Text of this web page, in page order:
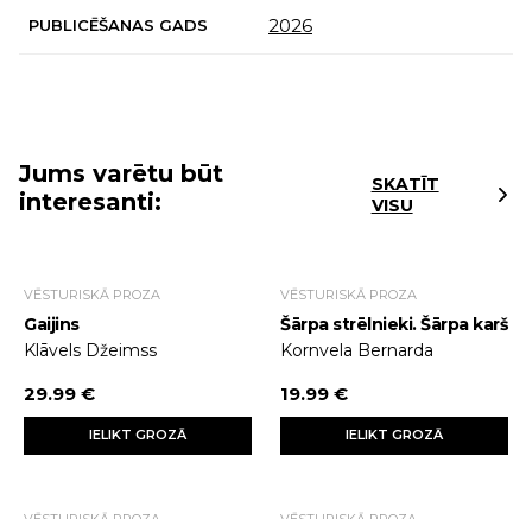
PUBLICĒŠANAS GADS 2026
Jums varētu būt
interesanti:
SKATĪT
VISU
VĒSTURISKĀ PROZA
Gaijins
Klāvels Džeimss
29.99 €
IELIKT GROZĀ
VĒSTURISKĀ PROZA
Šārpa strēlnieki. Šārpa karš
Kornvela Bernarda
19.99 €
IELIKT GROZĀ